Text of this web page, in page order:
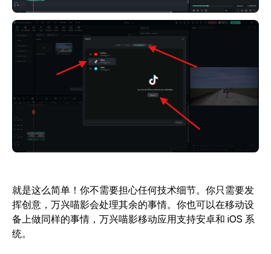
就是这么简单！你不需要担心任何技术细节。你只需要发
挥创意，万兴喵影会处理其余的事情。你也可以在移动设
备上做同样的事情，万兴喵影移动应用支持安卓和 iOS 系
统。